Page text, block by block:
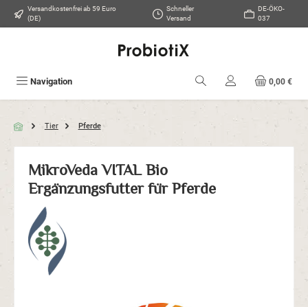
Zum Hauptinhalt springen
Versandkostenfrei ab 59 Euro
(DE)
Schneller
Versand
DE-ÖKO-
037
Navigation 0,00 €
Tier Pferde
MikroVeda VITAL Bio
Ergänzungsfutter für Pferde